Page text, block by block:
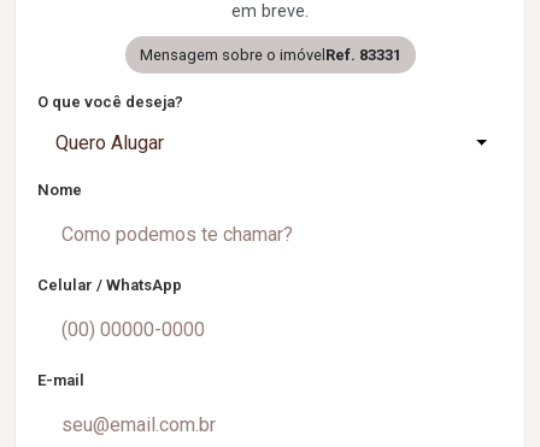
em breve.
Mensagem sobre o imóvel Ref. 83331
O que você deseja?
Quero Alugar
Nome
Celular / WhatsApp
E-mail